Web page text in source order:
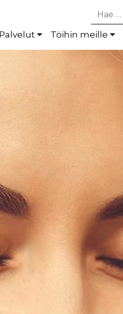
Hae
Palvelut Töihin meille